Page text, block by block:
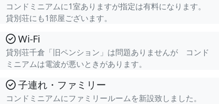
コンドミニアムに1室ありますが指定は有料になります。
貸別荘にも1部屋ございます。
Wi-Fi
貸別荘千倉「旧ペンション」は問題ありませんが コンド
ミニアムは電波が悪いときがあります。
子連れ・ファミリー
コンドミニアムにファミリールームを新設致しました。